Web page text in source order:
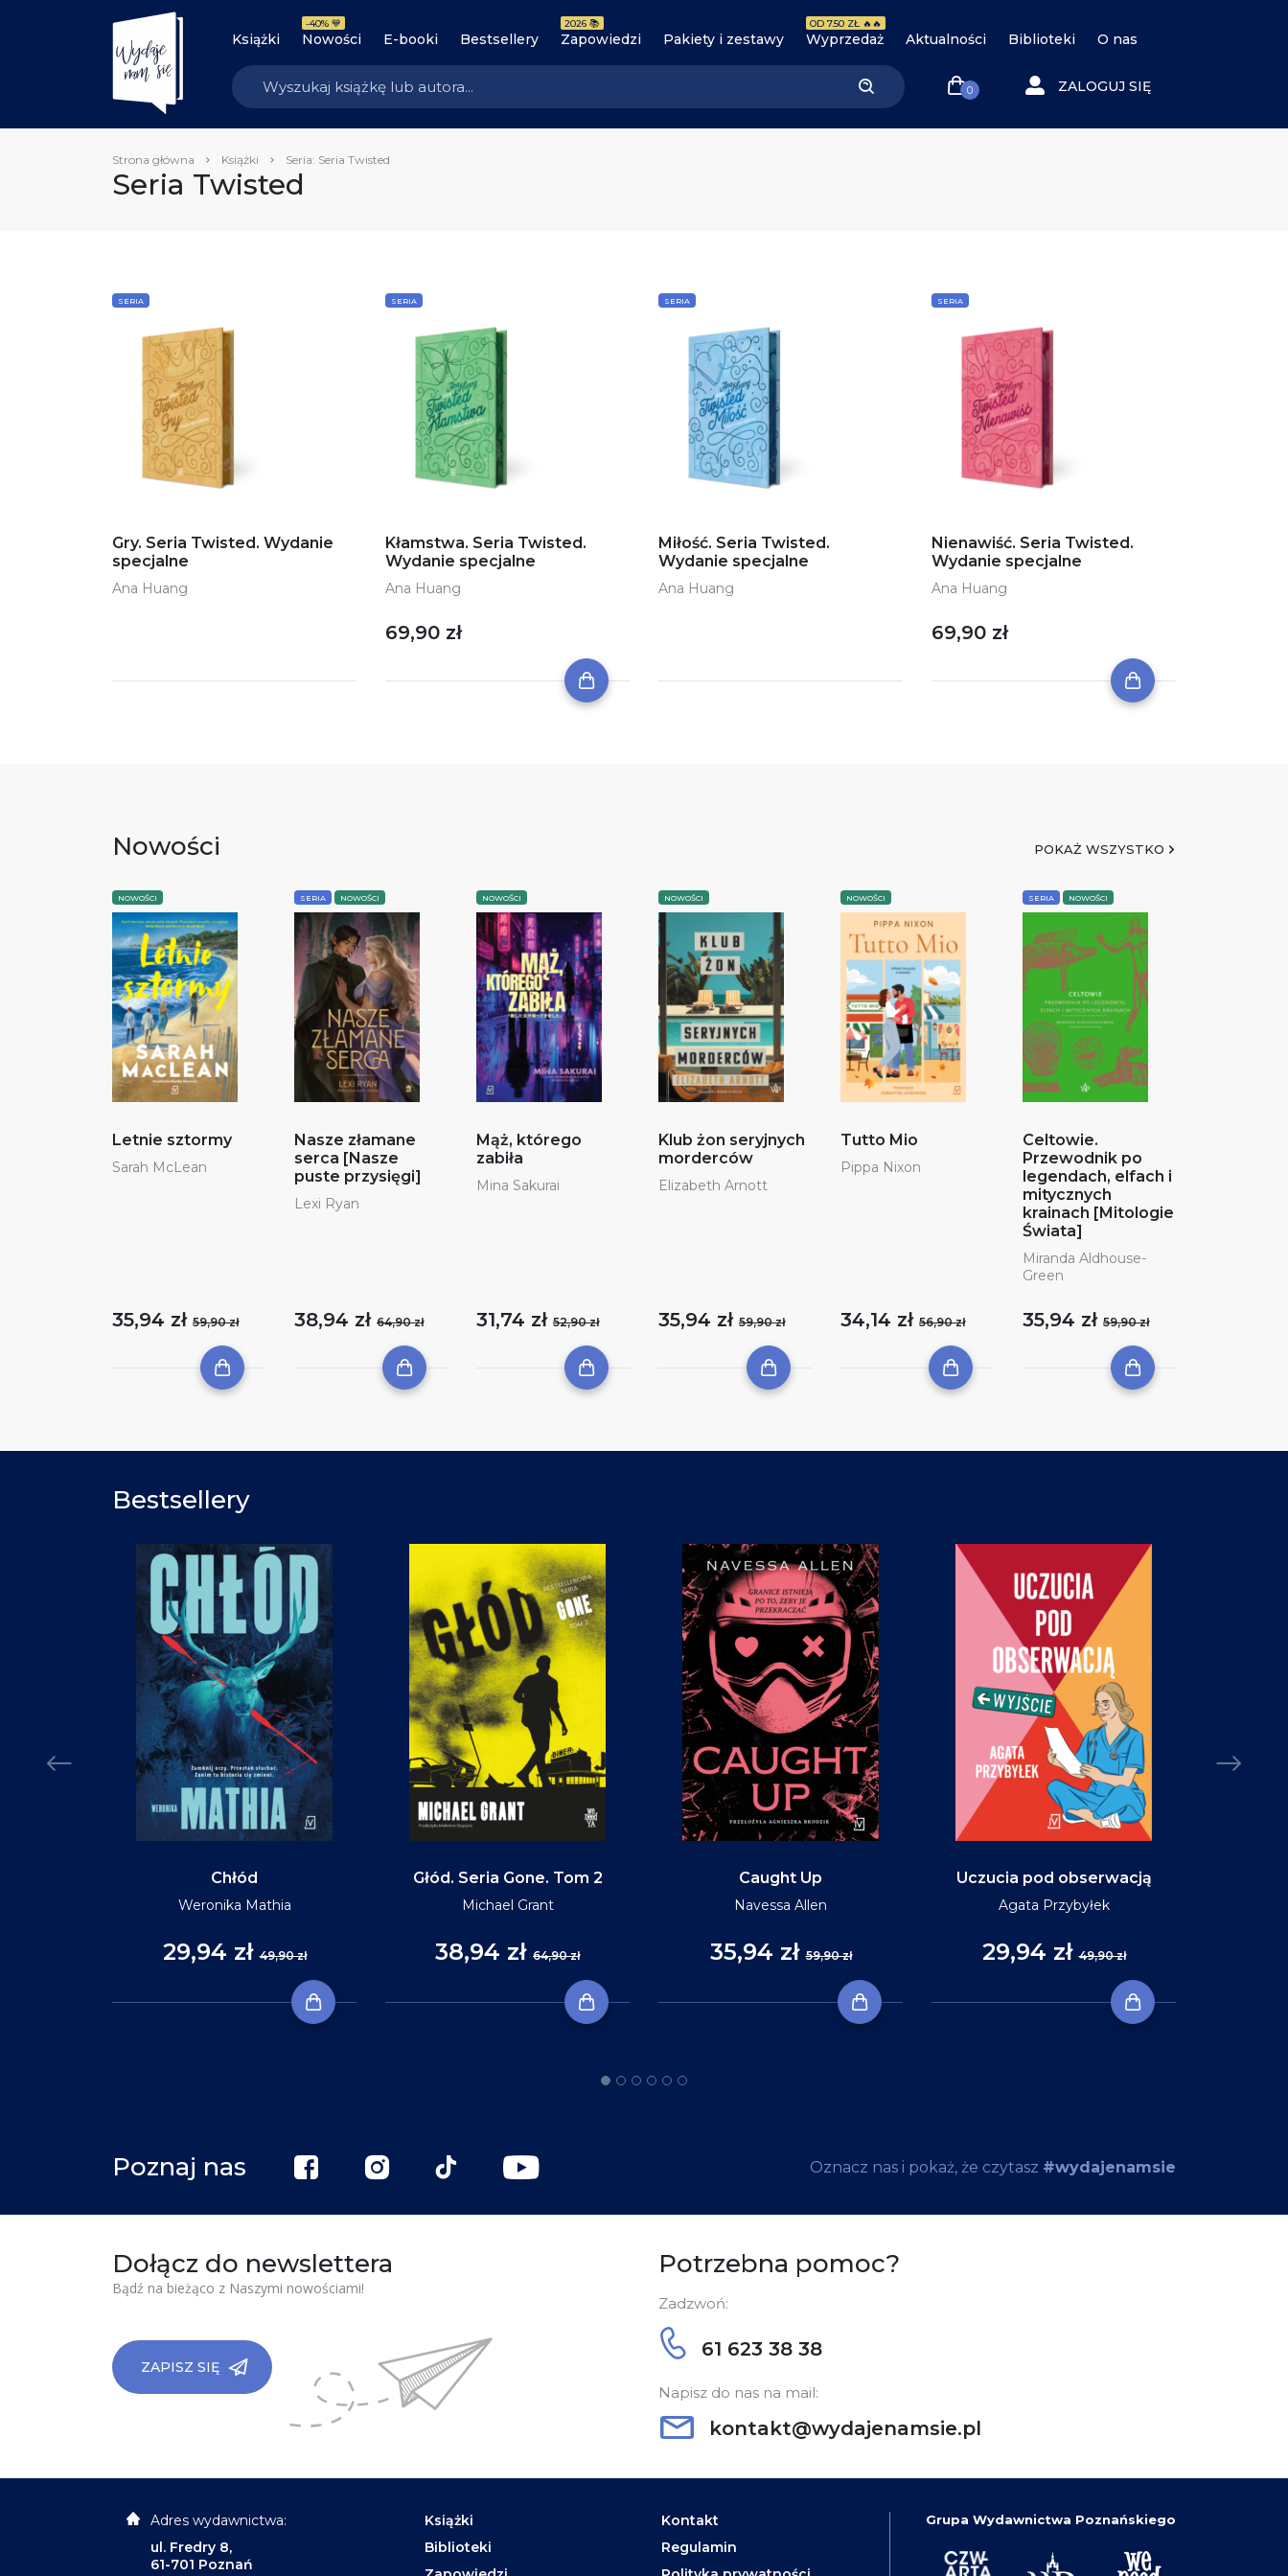
Książki Nowości
-40% 💙
E-booki Bestsellery Zapowiedzi
2026 📚
Pakiety i zestawy Wyprzedaż
OD 7.50 ZŁ 🔥🔥
Aktualności Biblioteki O nas
0 ZALOGUJ SIĘ
Strona główna Książki Seria: Seria Twisted
Seria Twisted
SERIA
Gry. Seria Twisted. Wydanie
specjalne
Ana Huang
SERIA
Kłamstwa. Seria Twisted.
Wydanie specjalne
Ana Huang
69,90 zł
SERIA
Miłość. Seria Twisted.
Wydanie specjalne
Ana Huang
SERIA
Nienawiść. Seria Twisted.
Wydanie specjalne
Ana Huang
69,90 zł
Nowości POKAŻ WSZYSTKO
NOWOŚCI
Letnie sztormy
Sarah McLean
35,94 zł 59,90 zł
SERIA NOWOŚCI
Nasze złamane
serca [Nasze
puste przysięgi]
Lexi Ryan
38,94 zł 64,90 zł
NOWOŚCI
Mąż, którego
zabiła
Mina Sakurai
31,74 zł 52,90 zł
NOWOŚCI
Klub żon seryjnych
morderców
Elizabeth Arnott
35,94 zł 59,90 zł
NOWOŚCI
Tutto Mio
Pippa Nixon
34,14 zł 56,90 zł
SERIA NOWOŚCI
Celtowie.
Przewodnik po
legendach, elfach i
mitycznych
krainach [Mitologie
Świata]
Miranda Aldhouse-
Green
35,94 zł 59,90 zł
Bestsellery
Chłód
Weronika Mathia
29,94 zł49,90 zł
Głód. Seria Gone. Tom 2
Michael Grant
38,94 zł 64,90 zł
Caught Up
Navessa Allen
35,94 zł59,90 zł
Uczucia pod obserwacją
Agata Przybyłek
29,94 zł49,90 zł
Poznaj nas Oznacz nas i pokaż, że czytasz #wydajenamsie
Dołącz do newslettera
Bądź na bieżąco z Naszymi nowościami!
ZAPISZ SIĘ
Potrzebna pomoc?
Zadzwoń:
61 623 38 38
Napisz do nas na mail:
kontakt@wydajenamsie.pl
Adres wydawnictwa:
ul. Fredry 8,
61-701 Poznań
Książki
Biblioteki
Kontakt
Regulamin
Grupa Wydawnictwa Poznańskiego